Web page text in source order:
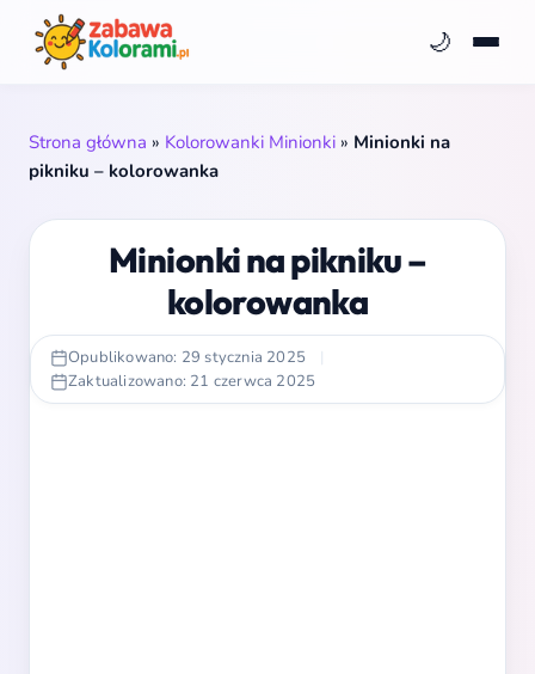
🌙
Strona główna » Kolorowanki Minionki » Minionki na
pikniku – kolorowanka
Minionki na pikniku –
kolorowanka
Opublikowano: 29 stycznia 2025
|
Zaktualizowano: 21 czerwca 2025